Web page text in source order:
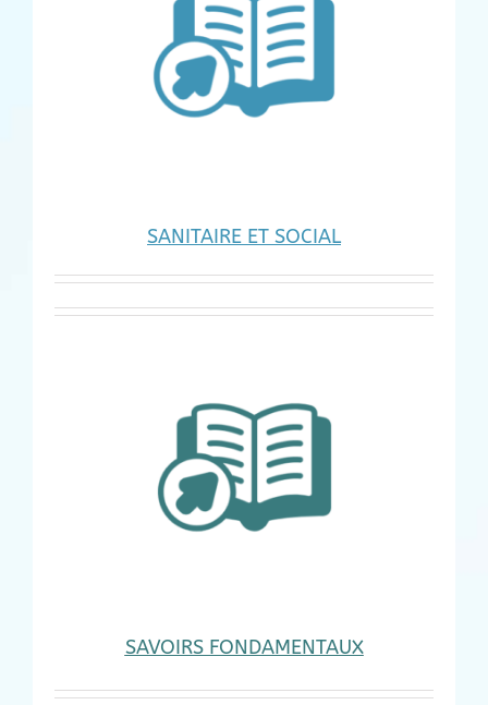
SANITAIRE ET SOCIAL
SAVOIRS FONDAMENTAUX